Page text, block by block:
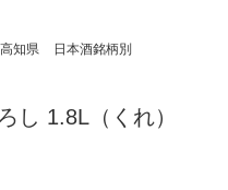
高知県
日本酒銘柄別
1.8L（くれ）